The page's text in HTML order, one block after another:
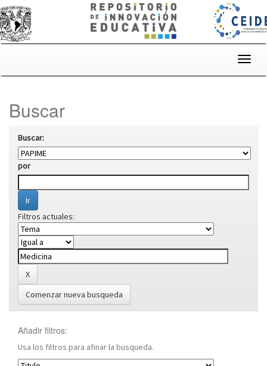
Buscar
Buscar:
por
Filtros actuales:
Comenzar nueva busqueda
Añadir filtros:
Usa los filtros para afinar la busqueda.